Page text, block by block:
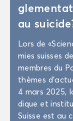
au
Lors de
mies suisses
membres du
thèmes
4 mars 2025,
dique et
Suisse est au